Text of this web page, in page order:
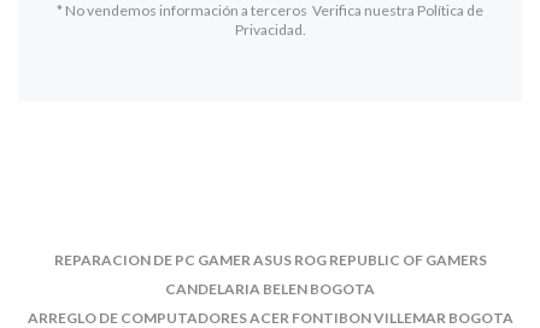
* No vendemos información a terceros Verifica nuestra Política de
Privacidad.
REPARACION DE PC GAMER ASUS ROG REPUBLIC OF GAMERS
CANDELARIA BELEN BOGOTA
ARREGLO DE COMPUTADORES ACER FONTIBON VILLEMAR BOGOTA